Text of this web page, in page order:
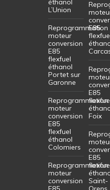
éthanol
L’Union
Reprogrammation
moteur
conversion
E85
flexfuel
éthanol
Portet sur
Garonne
Reprogrammation
moteur
conversion
E85
flexfuel
éthanol
Colomiers
Reprogrammation
moteur
conversion
E85
E85
Foix
E85
Saint-